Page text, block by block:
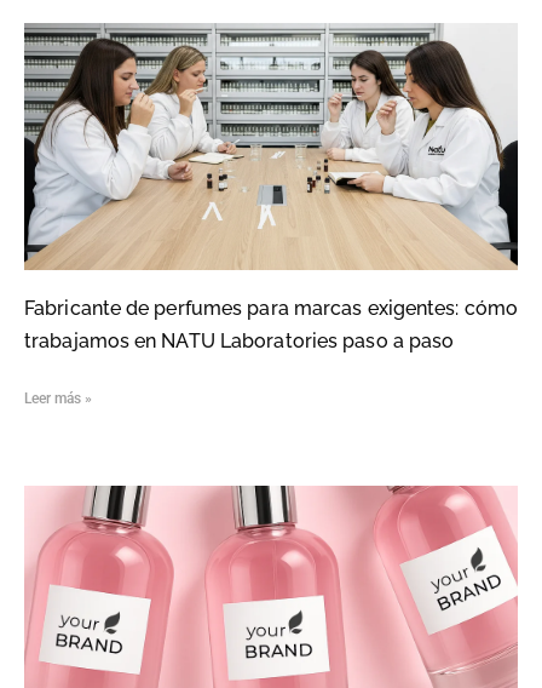
Fabricante de perfumes para marcas exigentes: cómo
trabajamos en NATU Laboratories paso a paso
Leer más »